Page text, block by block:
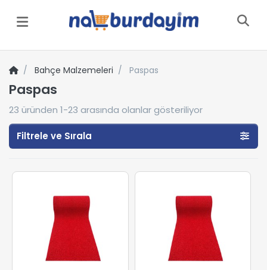
Menü
Bahçe Malzemeleri Paspas
Paspas
23 üründen 1-23 arasında olanlar gösteriliyor
Filtrele ve Sırala